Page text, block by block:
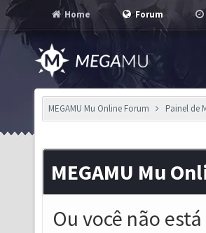
Home Forum
MEGAMU Mu Online Forum Painel de
MEGAMU Mu
Ou você não